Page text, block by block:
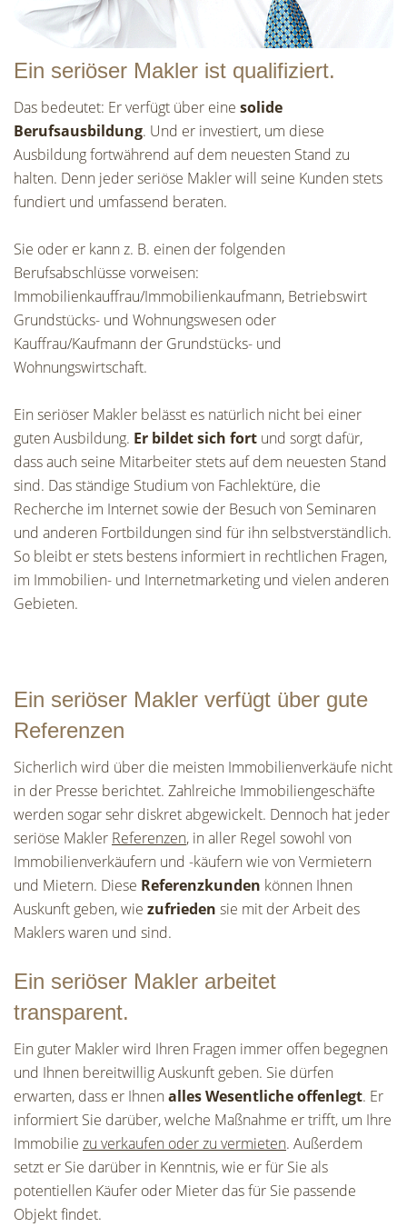
Ein seriöser Makler ist qualifiziert.
Das bedeutet: Er verfügt über eine solide
Berufsausbildung. Und er investiert, um diese
Ausbildung fortwährend auf dem neuesten Stand zu
halten. Denn jeder seriöse Makler will seine Kunden stets
fundiert und umfassend beraten.
Sie oder er kann z. B. einen der folgenden
Berufsabschlüsse vorweisen:
Immobilienkauffrau/Immobilienkaufmann, Betriebswirt
Grundstücks- und Wohnungswesen oder
Kauffrau/Kaufmann der Grundstücks- und
Wohnungswirtschaft.
Ein seriöser Makler belässt es natürlich nicht bei einer
guten Ausbildung. Er bildet sich fort und sorgt dafür,
dass auch seine Mitarbeiter stets auf dem neuesten Stand
sind. Das ständige Studium von Fachlektüre, die
Recherche im Internet sowie der Besuch von Seminaren
und anderen Fortbildungen sind für ihn selbstverständlich.
So bleibt er stets bestens informiert in rechtlichen Fragen,
im Immobilien- und Internetmarketing und vielen anderen
Gebieten.
Ein seriöser Makler verfügt über gute
Referenzen
Sicherlich wird über die meisten Immobilienverkäufe nicht
in der Presse berichtet. Zahlreiche Immobiliengeschäfte
werden sogar sehr diskret abgewickelt. Dennoch hat jeder
seriöse Makler Referenzen, in aller Regel sowohl von
Immobilienverkäufern und -käufern wie von Vermietern
und Mietern. Diese Referenzkunden können Ihnen
Auskunft geben, wie zufrieden sie mit der Arbeit des
Maklers waren und sind.
Ein seriöser Makler arbeitet
transparent.
Ein guter Makler wird Ihren Fragen immer offen begegnen
und Ihnen bereitwillig Auskunft geben. Sie dürfen
erwarten, dass er Ihnenalles Wesentliche offenlegt. Er
informiert Sie darüber, welche Maßnahme er trifft, um Ihre
Immobilie zu verkaufen oder zu vermieten. Außerdem
setzt er Sie darüber in Kenntnis, wie er für Sie als
potentiellen Käufer oder Mieter das für Sie passende
Objekt findet.